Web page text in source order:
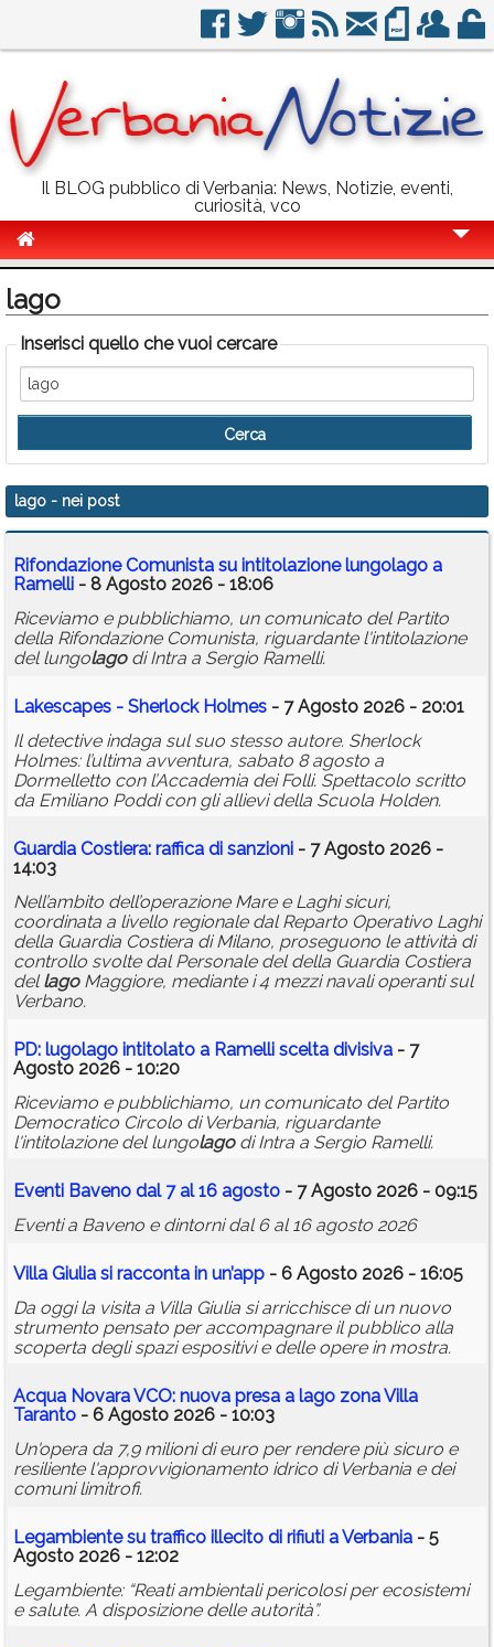
Il BLOG pubblico di Verbania: News, Notizie, eventi,
curiosità, vco
Politica
Sport
Eventi
Info Utili
Rubriche
Calendario
Annunci
lago
Inserisci quello che vuoi cercare
lago - nei post
Rifondazione Comunista su intitolazione lungolago a
Ramelli - 8 Agosto 2026 - 18:06
Riceviamo e pubblichiamo, un comunicato del Partito
della Rifondazione Comunista, riguardante l'intitolazione
del lungolagodi Intra a Sergio Ramelli.
Lakescapes - Sherlock Holmes - 7 Agosto 2026 - 20:01
Il detective indaga sul suo stesso autore. Sherlock
Holmes: l’ultima avventura, sabato 8 agosto a
Dormelletto con l’Accademia dei Folli. Spettacolo scritto
da Emiliano Poddi con gli allievi della Scuola Holden.
Guardia Costiera: raffica di sanzioni - 7 Agosto 2026 -
14:03
Nell’ambito dell’operazione Mare e Laghi sicuri,
coordinata a livello regionale dal Reparto Operativo Laghi
della Guardia Costiera di Milano, proseguono le attività di
controllo svolte dal Personale del della Guardia Costiera
dellagoMaggiore, mediante i 4 mezzi navali operanti sul
Verbano.
PD: lugolago intitolato a Ramelli scelta divisiva - 7
Agosto 2026 - 10:20
Riceviamo e pubblichiamo, un comunicato del Partito
Democratico Circolo di Verbania, riguardante
l'intitolazione del lungolagodi Intra a Sergio Ramelli.
Eventi Baveno dal 7 al 16 agosto - 7 Agosto 2026 - 09:15
Eventi a Baveno e dintorni dal 6 al 16 agosto 2026
Villa Giulia si racconta in un’app - 6 Agosto 2026 - 16:05
Da oggi la visita a Villa Giulia si arricchisce di un nuovo
strumento pensato per accompagnare il pubblico alla
scoperta degli spazi espositivi e delle opere in mostra.
Acqua Novara VCO: nuova presa a lago zona Villa
Taranto - 6 Agosto 2026 - 10:03
Un'opera da 7,9 milioni di euro per rendere più sicuro e
resiliente l'approvvigionamento idrico di Verbania e dei
comuni limitrofi.
Legambiente su traffico illecito di rifiuti a Verbania - 5
Agosto 2026 - 12:02
Legambiente: “Reati ambientali pericolosi per ecosistemi
e salute. A disposizione delle autorità”.